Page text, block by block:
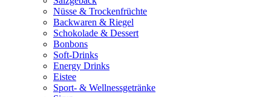
Nüsse & Trockenfrüchte
Backwaren & Riegel
Schokolade & Dessert
Bonbons
Soft-Drinks
Energy Drinks
Eistee
Sport- & Wellnessgetränke